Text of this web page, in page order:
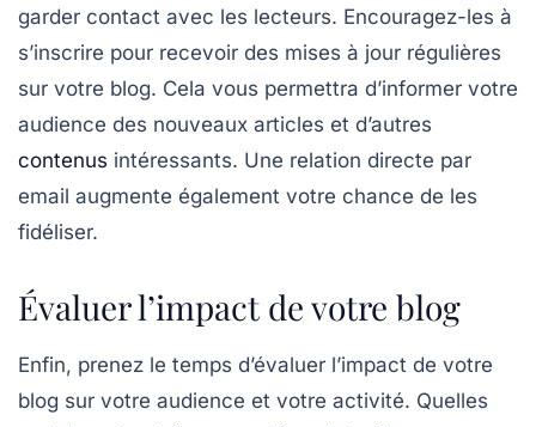
garder contact avec les lecteurs. Encouragez-les à
s’inscrire pour recevoir des mises à jour régulières
sur votre blog. Cela vous permettra d’informer votre
audience des nouveaux articles et d’autres
contenus intéressants. Une relation directe par
email augmente également votre chance de les
fidéliser.
Évaluer l’impact de votre blog
Enfin, prenez le temps d’évaluer l’impact de votre
blog sur votre audience et votre activité. Quelles